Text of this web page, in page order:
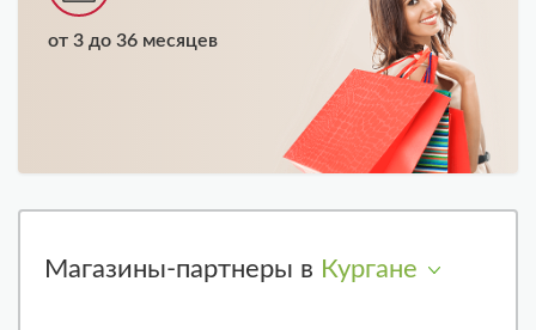
от 3 до 36 месяцев
Магазины-партнеры в Кургане